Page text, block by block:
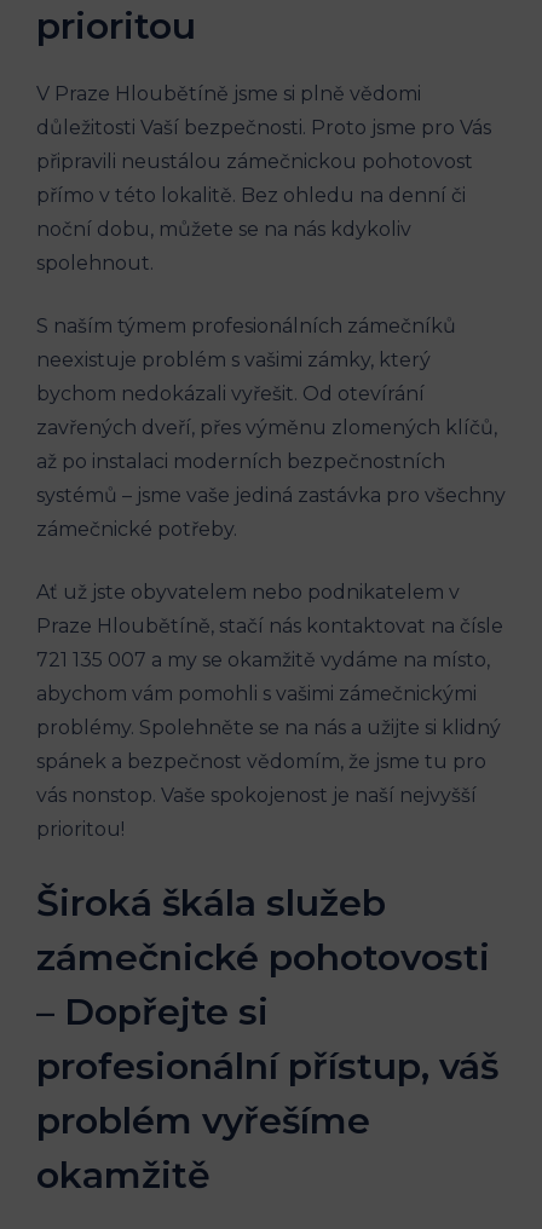
prioritou
V Praze Hloubětíně jsme si plně vědomi
důležitosti Vaší bezpečnosti. Proto jsme pro Vás
připravili neustálou zámečnickou pohotovost
přímo v této lokalitě. Bez ohledu na denní či
noční dobu, můžete se na nás kdykoliv
spolehnout.
S naším týmem profesionálních zámečníků
neexistuje problém s vašimi zámky, který
bychom nedokázali vyřešit. Od otevírání
zavřených dveří, přes výměnu zlomených klíčů,
až po instalaci moderních bezpečnostních
systémů – jsme vaše jediná zastávka pro všechny
zámečnické potřeby.
Ať už jste obyvatelem nebo podnikatelem v
Praze Hloubětíně, stačí nás kontaktovat na čísle
721 135 007 a my se okamžitě vydáme na místo,
abychom vám pomohli s vašimi zámečnickými
problémy. Spolehněte se na nás a užijte si klidný
spánek a bezpečnost vědomím, že jsme tu pro
vás nonstop. Vaše spokojenost je naší nejvyšší
prioritou!
Široká škála služeb
zámečnické pohotovosti
– Dopřejte si
profesionální přístup, váš
problém vyřešíme
okamžitě